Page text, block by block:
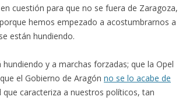
cuestión para que no se fuera de Zaragoza,
hemos empezado a acostumbrarnos a
están hundiendo.
y a marchas forzadas; que la Opel
el Gobierno de Aragón no se lo acabe de
caracteriza a nuestros políticos, tan